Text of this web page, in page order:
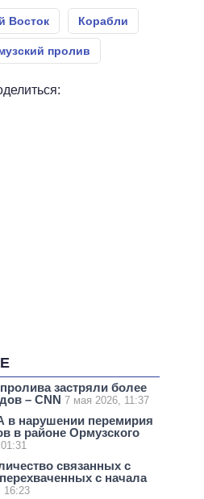
Восток Корабли
пролив
застряли более
– CNN 7 мая 2026, 11:37
нарушении перемирия
в районе Ормузского
связанных с
с начала
16:23